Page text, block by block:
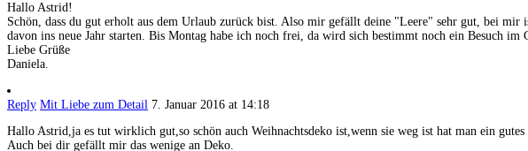
Hallo Astrid!
Schön, dass du gut erholt aus dem Urlaub zurück bist. Also mir gefällt deine "Leere" sehr gut, bei mir
davon ins neue Jahr starten. Bis Montag habe ich noch frei, da wird sich bestimmt noch ein Besuch im
Liebe Grüße
Daniela.
Reply Mit Liebe zum Detail 7. Januar 2016 at 14:18
Hallo Astrid,ja es tut wirklich gut,so schön auch Weihnachtsdeko ist,wenn sie weg ist hat man ein
Auch bei dir gefällt mir das wenige an Deko.